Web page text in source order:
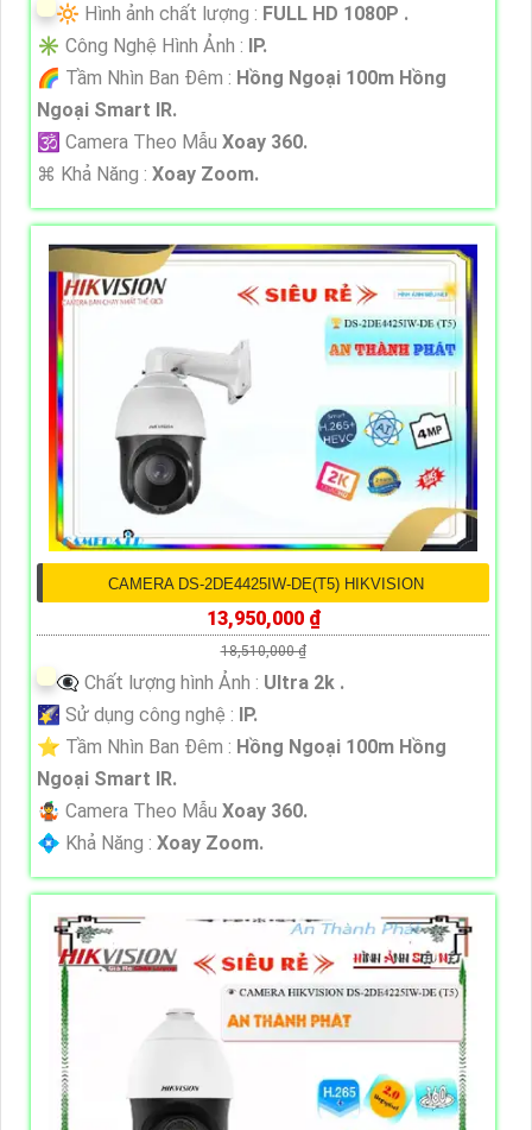
🔆 Hình ảnh chất lượng : FULL HD 1080P .
✳️ Công Nghệ Hình Ảnh : IP.
🌈 Tầm Nhìn Ban Đêm : Hồng Ngoại 100m Hồng
Ngoại Smart IR.
🕉️ Camera Theo Mẫu Xoay 360.
️⌘ Khả Năng : Xoay Zoom.
CAMERA DS-2DE4425IW-DE(T5) HIKVISION
13,950,000 ₫
18,510,000 ₫
👁️‍🗨 Chất lượng hình Ảnh : Ultra 2k .
🌠 Sử dụng công nghệ : IP.
⭐ Tầm Nhìn Ban Đêm : Hồng Ngoại 100m Hồng
Ngoại Smart IR.
🤹 Camera Theo Mẫu Xoay 360.
️💠 Khả Năng : Xoay Zoom.